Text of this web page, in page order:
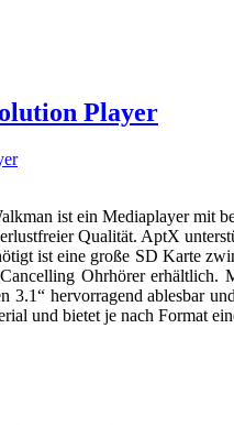
Player
ist ein Mediaplayer mit
Qualität. AptX
ist eine große SD Karte
Ohrhörer erhältlich.
3.1“ hervorragend ablesbar
und bietet je nach Format